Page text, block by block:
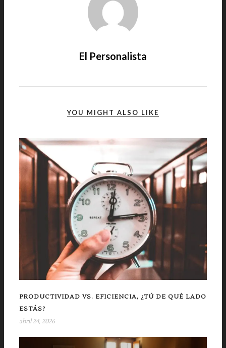
El Personalista
YOU MIGHT ALSO LIKE
PRODUCTIVIDAD VS. EFICIENCIA, ¿TÚ DE QUÉ LADO
ESTÁS?
abril 24, 2026